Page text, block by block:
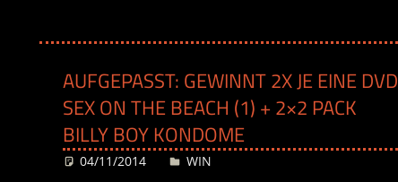
AUFGEPASST: GEWINNT 2X JE EINE DVD
SEX ON THE BEACH (1) + 2×2 PACK
BILLY BOY KONDOME
04/11/2014 Desiree
WIN